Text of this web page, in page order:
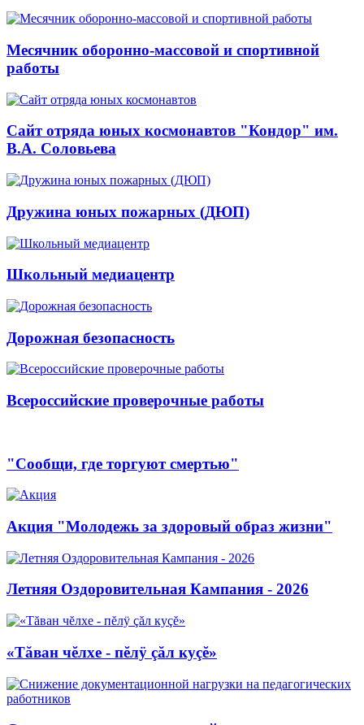
Месячник оборонно-массовой и спортивной
работы
Сайт отряда юных космонавтов "Кондор" им.
В.А. Соловьева
Дружина юных пожарных (ДЮП)
Школьный медиацентр
Дорожная безопасность
Всероссийские проверочные работы
"Сообщи, где торгуют смертью"
Акция "Молодежь за здоровый образ жизни"
Летняя Оздоровительная Кампания - 2026
«Тăван чĕлхе - пĕлÿ çăл куçĕ»